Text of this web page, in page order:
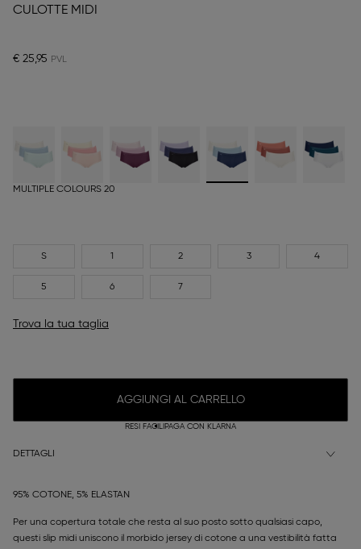
CULOTTE MIDI
€ 25,95
MULTIPLE COLOURS 20
S 1 2 3 4
5 6 7
Trova la tua taglia
AGGIUNGI AL CARRELLO
RESI FACILI PAGA CON KLARNA
DETTAGLI
95% COTONE, 5% ELASTAN
Per una copertura totale che resta al suo posto sotto qualsiasi capo,
questi slip midi uniscono il morbido jersey di cotone a una vestibilità fatta